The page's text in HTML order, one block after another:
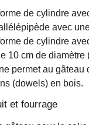
de cylindre
avec
de cylindre
10 cm de
permet au
(dowels) en bois.
et fourrage